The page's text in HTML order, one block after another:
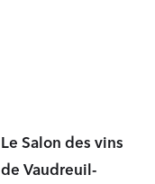
Le Salon des vins
de Vaudreuil-